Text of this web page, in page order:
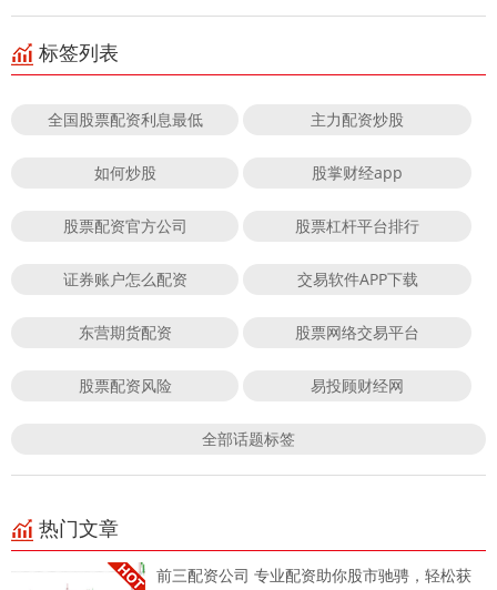
标签列表
全国股票配资利息最低 主力配资炒股
如何炒股 股掌财经app
股票配资官方公司 股票杠杆平台排行
证券账户怎么配资 交易软件APP下载
东营期货配资 股票网络交易平台
股票配资风险 易投顾财经网
全部话题标签
热门文章
前三配资公司 专业配资助你股市驰骋，轻松获